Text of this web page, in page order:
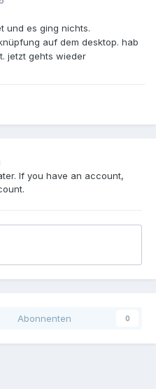
und es ging nichts.
auf dem desktop. hab
jetzt gehts wieder
If you have an account,
Abonnenten 0